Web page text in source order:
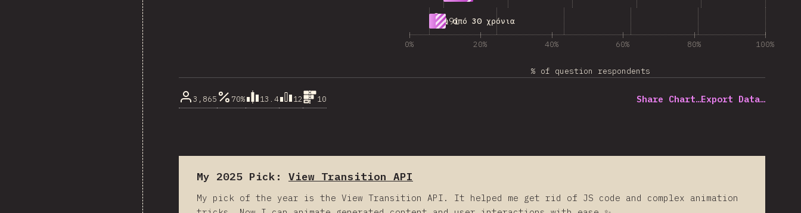
Πάνω από 30 χρόνια
191
0% 20% 40% 60% 80% 100%
% of question respondents
3,865 70% 13.4 12 10 Share Chart…Export Data…
My 2025 Pick: View Transition API
My pick of the year is the View Transition API. It helped me get rid of JS code and complex animation